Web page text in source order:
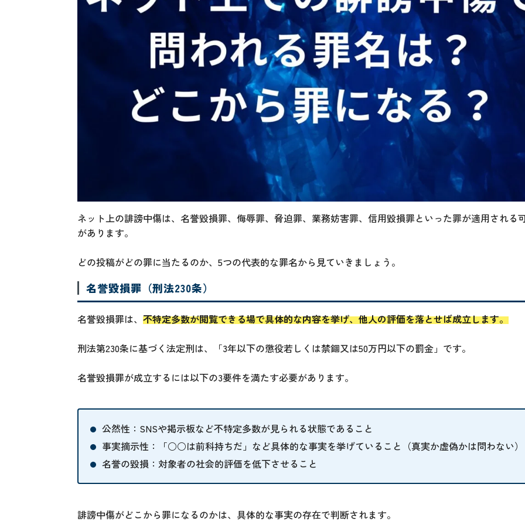
ネット上の誹謗中傷は、名誉毀損罪、侮辱罪、脅迫罪、業務妨害罪、信用毀損罪といった罪が適用される
があります。
どの投稿がどの罪に当たるのか、5つの代表的な罪名から見ていきましょう。
名誉毀損罪（刑法230条）
名誉毀損罪は、 不特定多数が閲覧できる場で具体的な内容を挙げ、他人の評価を落とせば成立します。
刑法第230条に基づく法定刑は、「3年以下の懲役若しくは禁錮又は50万円以下の罰金」です。
名誉毀損罪が成立するには以下の3要件を満たす必要があります。
公然性：SNSや掲示板など不特定多数が見られる状態であること
事実摘示性：「○○は前科持ちだ」など具体的な事実を挙げていること（真実か虚偽かは問わない）
名誉の毀損：対象者の社会的評価を低下させること
誹謗中傷がどこから罪になるのかは、具体的な事実の存在で判断されます。